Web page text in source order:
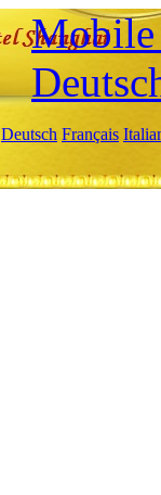
Mobile
Deutsch Français